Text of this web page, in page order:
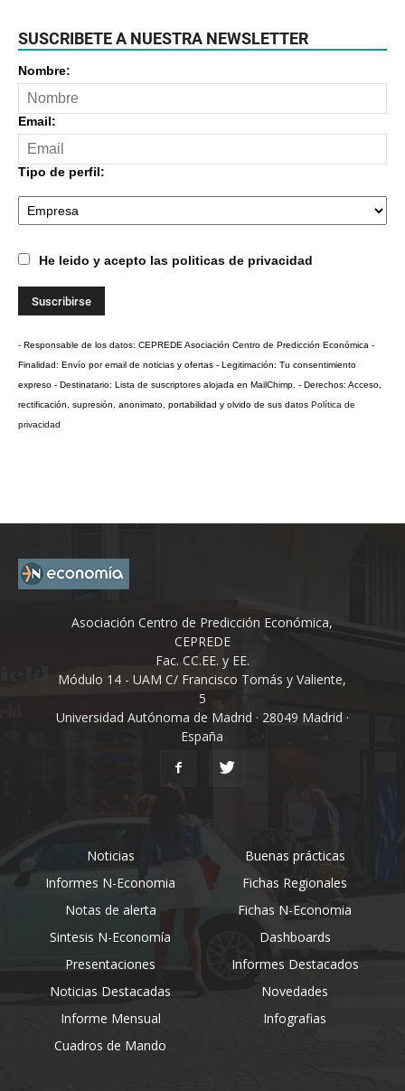
SUSCRIBETE A NUESTRA NEWSLETTER
Nombre:
Email:
Tipo de perfil:
He leido y acepto las politicas de privacidad
- Responsable de los datos: CEPREDE Asociación Centro de Predicción Económica -
Finalidad: Envío por email de noticias y ofertas - Legitimación: Tu consentimiento
expreso - Destinatario: Lista de suscriptores alojada en MailChimp. - Derechos: Acceso,
rectificación, supresión, anonimato, portabilidad y olvido de sus datos Política de
privacidad
Asociación Centro de Predicción Económica,
CEPREDE
Fac. CC.EE. y EE.
Módulo 14 - UAM C/ Francisco Tomás y Valiente,
5
Universidad Autónoma de Madrid · 28049 Madrid ·
España
Noticias
Buenas prácticas
Informes N-Economia
Fichas Regionales
Notas de alerta
Fichas N-Economia
Sintesis N-Economía
Dashboards
Presentaciones
Informes Destacados
Noticias Destacadas
Novedades
Informe Mensual
Infografias
Cuadros de Mando